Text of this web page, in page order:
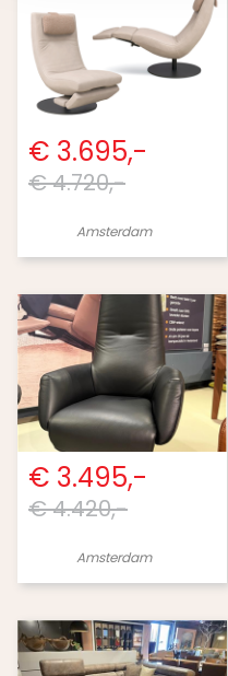
€ 3.695,-
€ 4.720,-
Amsterdam
€ 3.495,-
€ 4.420,-
Amsterdam